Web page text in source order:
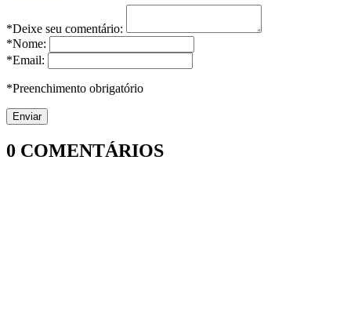
*Deixe seu comentário:
*Nome:
*Email:
*Preenchimento obrigatório
0 COMENTÁRIOS